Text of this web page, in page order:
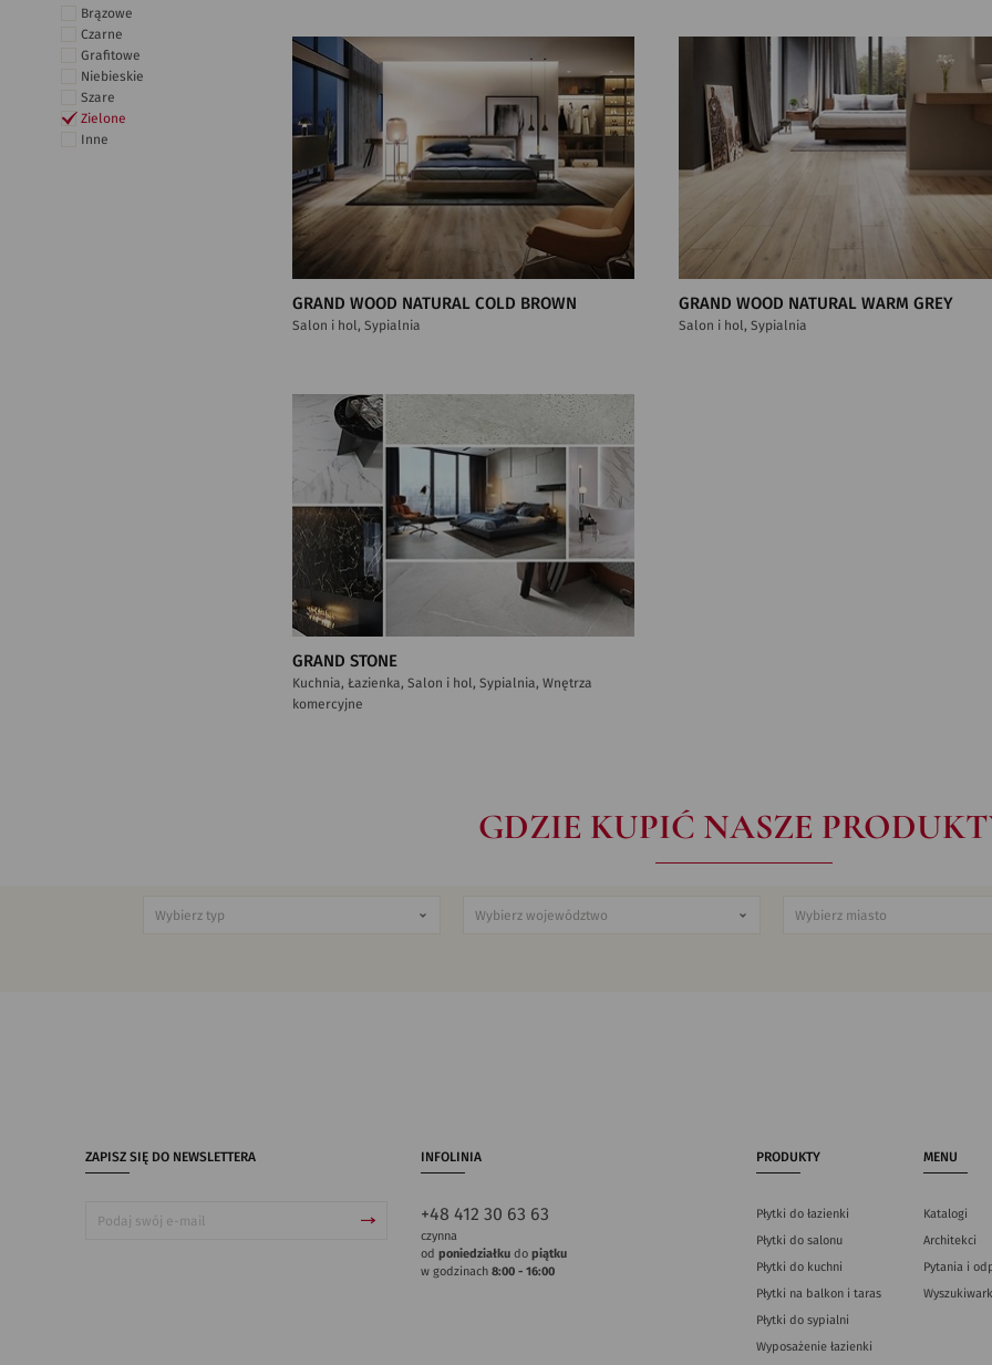
Brązowe
Czarne
Grafitowe
Niebieskie
Szare
Zielone
Inne
GRAND WOOD NATURAL COLD BROWN
Salon i hol, Sypialnia
GRAND WOOD NATURAL WARM GREY
Salon i hol, Sypialnia
GRAND STONE
Kuchnia, Łazienka, Salon i hol, Sypialnia, Wnętrza
komercyjne
GDZIE KUPIĆ NASZE
ZAPISZ SIĘ DO NEWSLETTERA INFOLINIA
+48 412 30 63 63
czynna
od poniedziałkudo piątku
w godzinach 8:00 - 16:00
PRODUKTY
Płytki do łazienki
Płytki do salonu
Płytki do kuchni
Płytki na balkon i taras
Płytki do sypialni
Wyposażenie łazienki
MENU
Katalogi
Architekci
Pytania i